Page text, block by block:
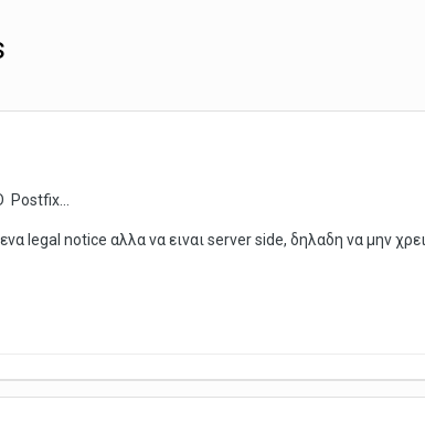
Postfix...
legal notice αλλα να ειναι server side, δηλαδη να μην